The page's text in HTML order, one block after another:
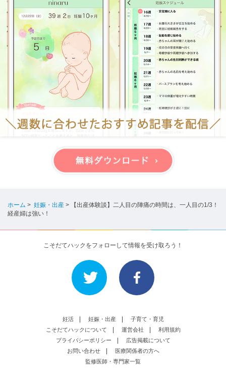
ホーム > 妊娠・出産 >
【出産体験談】二人目の陣痛の時間は、一人目の1/3！
経産婦は強い！
こそだてハックをフォローして情報を受け取ろう！
妊活 妊娠・出産
子育て・育児
こそだてハックについて
運営会社
利用規約
プライバシーポリシー
広告掲載について
お問い合わせ
医療関係者の方へ
監修医師・専門家一覧